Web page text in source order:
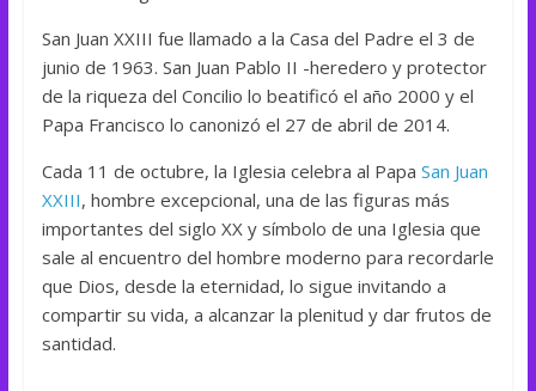
San Juan XXIII fue llamado a la Casa del Padre el 3 de
junio de 1963. San Juan Pablo II -heredero y protector
de la riqueza del Concilio lo beatificó el año 2000 y el
Papa Francisco lo canonizó el 27 de abril de 2014.
Cada 11 de octubre, la Iglesia celebra al Papa San Juan
XXIII, hombre excepcional, una de las figuras más
importantes del siglo XX y símbolo de una Iglesia que
sale al encuentro del hombre moderno para recordarle
que Dios, desde la eternidad, lo sigue invitando a
compartir su vida, a alcanzar la plenitud y dar frutos de
santidad.